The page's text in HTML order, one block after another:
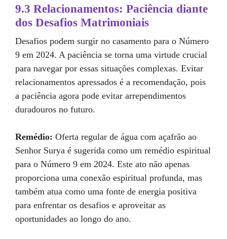
9.3 Relacionamentos: Paciência diante
dos Desafios Matrimoniais
Desafios podem surgir no casamento para o Número
9 em 2024. A paciência se torna uma virtude crucial
para navegar por essas situações complexas. Evitar
relacionamentos apressados é a recomendação, pois
a paciência agora pode evitar arrependimentos
duradouros no futuro.
Remédio: Oferta regular de água com açafrão ao
Senhor Surya é sugerida como um remédio espiritual
para o Número 9 em 2024. Este ato não apenas
proporciona uma conexão espiritual profunda, mas
também atua como uma fonte de energia positiva
para enfrentar os desafios e aproveitar as
oportunidades ao longo do ano.